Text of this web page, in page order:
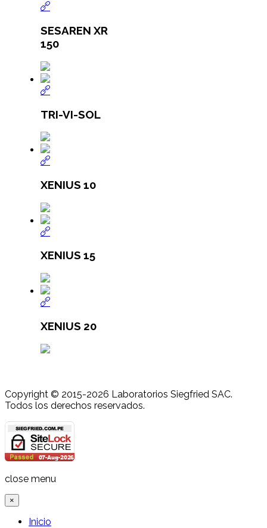
SESAREN XR
150
TRI-VI-SOL
XENIUS 10
XENIUS 15
XENIUS 20
Copyright © 2015-2026 Laboratorios Siegfried SAC.
Todos los derechos reservados.
close menu
×
Inicio